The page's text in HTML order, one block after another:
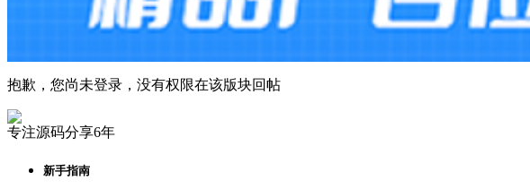
抱歉，您尚未登录，没有权限在该版块回帖
专注源码分享6年
新手指南